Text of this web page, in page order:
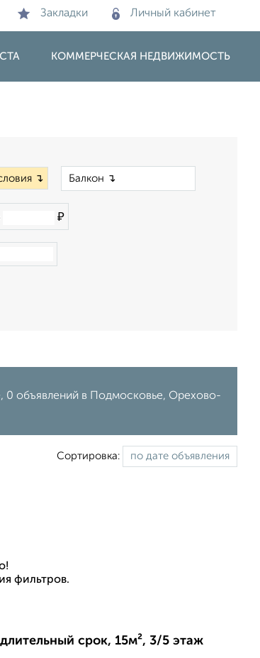
Закладки Личный кабинет
КОММЕРЧЕСКАЯ НЕДВИЖИМОСТЬ
↴
₽
0 объявлений в Подмосковье, Орехово-
Сортировка:
фильтров.
срок, 15м², 3/5 этаж